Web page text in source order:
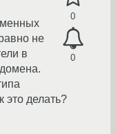
0
0
не
в
это делать?